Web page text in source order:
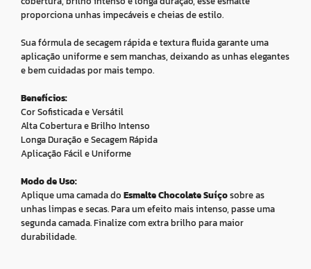
proporciona unhas impecáveis e cheias de estilo.
Sua fórmula de secagem rápida e textura fluida garante uma
aplicação uniforme e sem manchas, deixando as unhas elegantes
e bem cuidadas por mais tempo.
Benefícios:
Cor Sofisticada e Versátil
Alta Cobertura e Brilho Intenso
Longa Duração e Secagem Rápida
Aplicação Fácil e Uniforme
Modo de Uso:
Aplique uma camada do Esmalte Chocolate Suíçosobre as
unhas limpas e secas. Para um efeito mais intenso, passe uma
segunda camada. Finalize com extra brilho para maior
durabilidade.